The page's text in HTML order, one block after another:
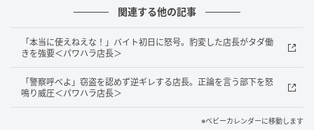
関連する他の記事
「本当に使えねえな！」バイト初日に怒号。豹変した店長がタダ働
きを強要＜パワハラ店長＞
「警察呼べよ」窃盗を認めず逆ギレする店長。正論を言う部下を怒
鳴り威圧＜パワハラ店長＞
※ベビーカレンダーに移動します